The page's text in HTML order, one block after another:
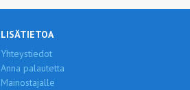
LISÄTIETOA
Yhteystiedot
Anna palautetta
Mainostajalle